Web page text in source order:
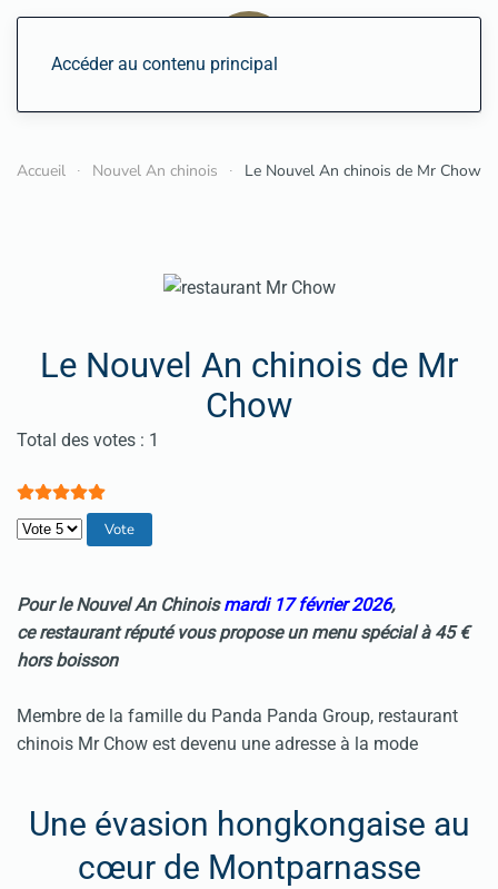
Accéder au contenu principal
Accueil Nouvel An chinois Le Nouvel An chinois de Mr Chow
Le Nouvel An chinois de Mr
Chow
Vote utilisateur:5/
Total des votes : 1
Veuillez voter
Pour le Nouvel An Chinoismardi 17 février 2026,
cerestaurant réputé vous propose un menu spécial à 45 €
hors boisson
Membre de la famille du Panda Panda Group, restaurant
chinois Mr Chow est devenu une adresse à la mode
Une évasion hongkongaise au
cœur de Montparnasse